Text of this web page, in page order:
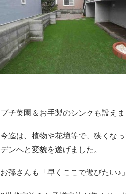
プチ菜園＆お手製のシンクも設えま
今迄は、植物や花壇等で、狭くな
デンへと変貌を遂げました。
お孫さんも「早くここで遊びたい♪